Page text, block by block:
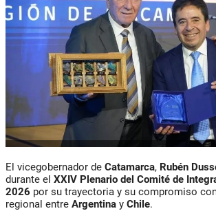
El vicegobernador de Catamarca, Rubén
durante el XXIV Plenario del Comité de
2026 por su trayectoria y su compromiso
regional entre Argentina y Chile.